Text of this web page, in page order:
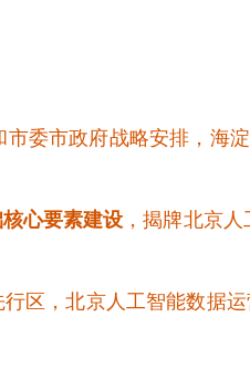
委市政府战略安排，海
心要素建设 ，揭牌北京
区，北京人工智能数据